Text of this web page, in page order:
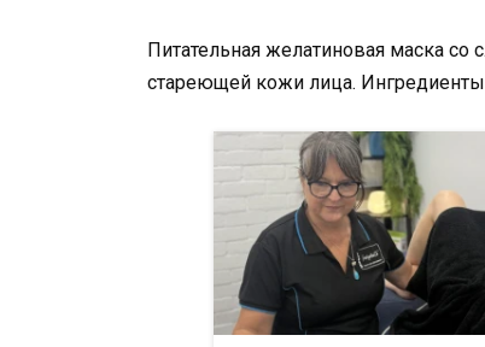
Питательная желатиновая маска
стареющей кожи лица.